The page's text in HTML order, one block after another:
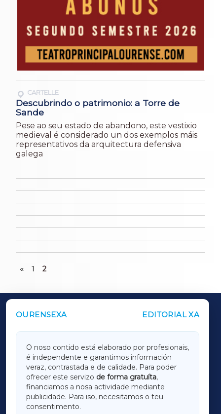
CARTELLE
Descubrindo o patrimonio: a Torre de
Sande
Pese ao seu estado de abandono, este vestixio
medieval é considerado un dos exemplos máis
representativos da arquitectura defensiva
galega
« 1 2
OURENSEXA EDITORIAL XA
O noso contido está elaborado por profesionais,
é independente e garantimos información
veraz, contrastada e de calidade. Para poder
ofrecer este servizo de forma gratuíta,
financiamos a nosa actividade mediante
publicidade. Para iso, necesitamos o teu
consentimento.
OUTROS PERIÓDICOS
LUGOXA
TERRACHAXA